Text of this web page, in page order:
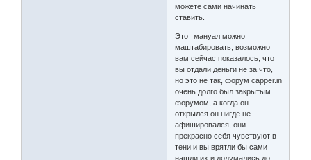
можете сами начинать
ставить.
Этот мануал можно
маштабировать, возможно
вам сейчас показалось, что
вы отдали деньги не за что,
но это не так, форум capper.in
очень долго был закрытым
форумом, а когда он
открылся он нигде не
афишировался, они
прекрасно себя чувствуют в
тени и вы врятли бы сами
нашли их и додумались до